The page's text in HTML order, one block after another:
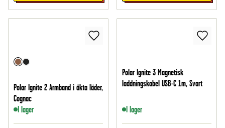
Polar Ignite 2 Armband i äkta läder,
Cognac
I lager
Polar Ignite 3 Magnetisk
laddningskabel USB-C 1m, Svart
I lager